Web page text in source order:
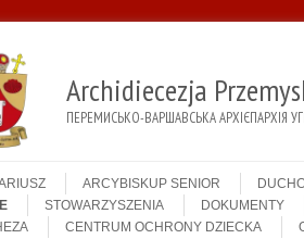
Archidiecezja
ПЕРЕМИСЬКО-ВАРШАВСЬКА АРХІЄПАРХІЯ
ARCYBISKUP SENIOR
STOWARZYSZENIA DOKUMENTY
CENTRUM OCHRONY DZIECKA